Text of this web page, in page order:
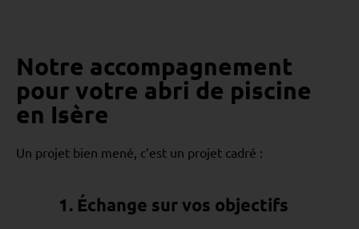
Notre accompagnement
pour votre abri de piscine
en Isère
Un projet bien mené, c’est un projet cadré :
1. Échange sur vos objectifs